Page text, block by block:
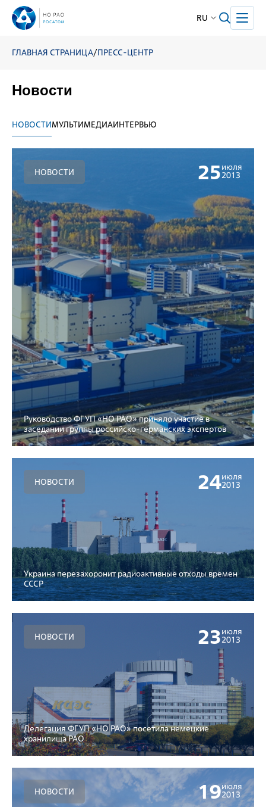
RU
ГЛАВНАЯ СТРАНИЦА/ПРЕСС-ЦЕНТР
Новости
НОВОСТИМУЛЬТИМЕДИАИНТЕРВЬЮ
НОВОСТИ 25июля
2013
Руководство ФГУП «НО РАО» приняло участие в
заседании группы российско-германских экспертов
НОВОСТИ 24июля
2013
Украина перезахоронит радиоактивные отходы времен
СССР
НОВОСТИ 23июля
2013
Делегация ФГУП «НО РАО» посетила немецкие
хранилища РАО
НОВОСТИ 19июля
2013